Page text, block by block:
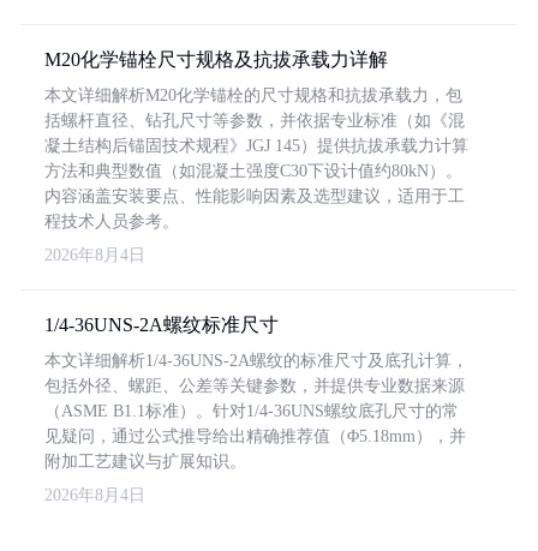
M20化学锚栓尺寸规格及抗拔承载力详解
本文详细解析M20化学锚栓的尺寸规格和抗拔承载力，包
括螺杆直径、钻孔尺寸等参数，并依据专业标准（如《混
凝土结构后锚固技术规程》JGJ 145）提供抗拔承载力计算
方法和典型数值（如混凝土强度C30下设计值约80kN）。
内容涵盖安装要点、性能影响因素及选型建议，适用于工
程技术人员参考。
2026年8月4日
1/4-36UNS-2A螺纹标准尺寸
本文详细解析1/4-36UNS-2A螺纹的标准尺寸及底孔计算，
包括外径、螺距、公差等关键参数，并提供专业数据来源
（ASME B1.1标准）。针对1/4-36UNS螺纹底孔尺寸的常
见疑问，通过公式推导给出精确推荐值（Φ5.18mm），并
附加工艺建议与扩展知识。
2026年8月4日